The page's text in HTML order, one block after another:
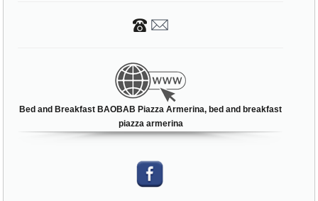
Bed and Breakfast BAOBAB Piazza Armerina, bed and breakfast
piazza armerina